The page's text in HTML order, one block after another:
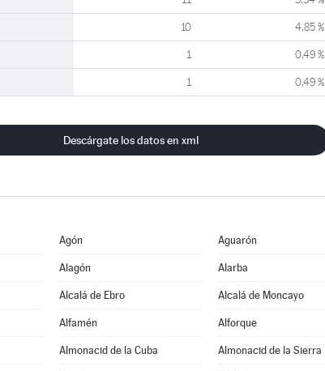
10 4,85 %
1 0,49 %
1 0,49 %
Descárgate los datos en xml
Agón Aguarón
Alagón Alarba
Alcalá de Ebro Alcalá de Moncayo
Alfamén Alforque
Almonacid de la Cuba Almonacid de la Sierra